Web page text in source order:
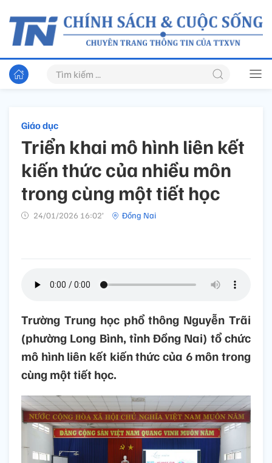
Giáo dục
Triển khai mô hình liên kết
kiến thức của nhiều môn
trong cùng một tiết học
24/01/2026 16:02’ Đồng Nai
Trường Trung học phổ thông Nguyễn Trãi
(phường Long Bình, tỉnh Đồng Nai) tổ chức
mô hình liên kết kiến thức của 6 môn trong
cùng một tiết học.